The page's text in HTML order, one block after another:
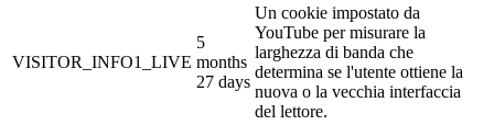
VISITOR_INFO1_LIVE
5
months
27 days
Un cookie impostato da
YouTube per misurare la
larghezza di banda che
determina se l'utente ottiene la
nuova o la vecchia interfaccia
del lettore.